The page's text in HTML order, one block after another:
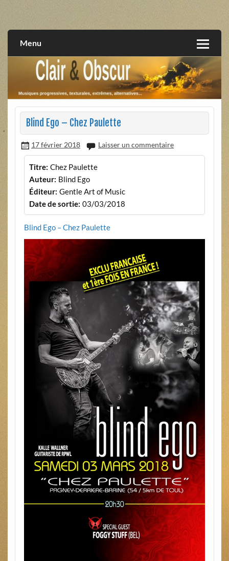
extrêmes, alternatives, texturales
Menu
Blind Ego – Chez Paulette
17 février 2018 Laisser un commentaire
Titre: Chez Paulette
Auteur: Blind Ego
Éditeur: Gentle Art of Music
Date de sortie: 03/03/2018
Blind Ego – Chez Paulette